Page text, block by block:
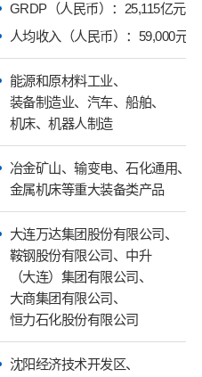
GRDP（人民币）：25,115亿元
人均收入（人民币）：59,000元
能源和原材料工业、
装备制造业、汽车、船舶、
机床、机器人制造
冶金矿山、输变电、石化通用、
金属机床等重大装备类产品
大连万达集团股份有限公司、
鞍钢股份有限公司、中升
（大连）集团有限公司、
大商集团有限公司、
恒力石化股份有限公司
沈阳经济技术开发区、